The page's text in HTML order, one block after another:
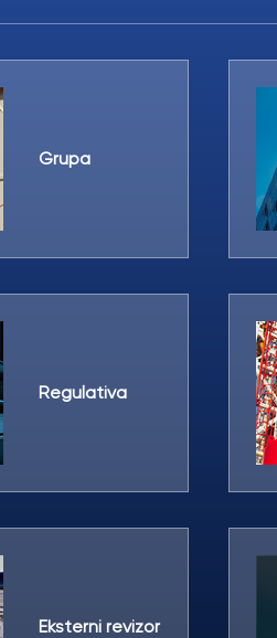
Grupa
Regulativa
Eksterni revizor